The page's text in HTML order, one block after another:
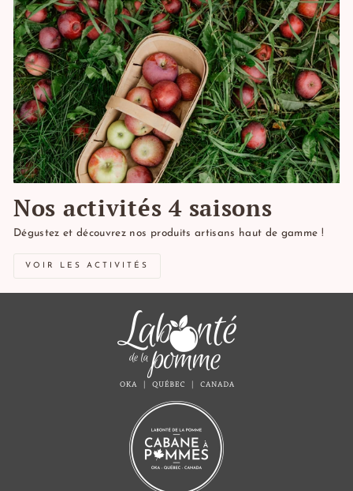
Nos activités 4 saisons
Dégustez et découvrez nos produits artisans haut de gamme !
VOIR LES ACTIVITÉS